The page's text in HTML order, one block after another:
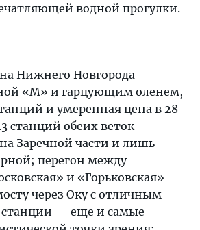
водной прогулки.
Нижнего Новгорода —
«М» и гарцующим оленем,
и умеренная цена в 28
станций обеих веток
Заречной части и лишь
перегон между
и «Горьковская»
через Оку с отличным
станции — еще и самые